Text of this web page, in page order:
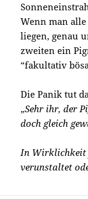
Wenn man
liegen, genau
zweiten ein
“fakultativ
Die Panik tut
„Sehr ihr, der
doch gleich
In Wirklichkeit
verunstaltet